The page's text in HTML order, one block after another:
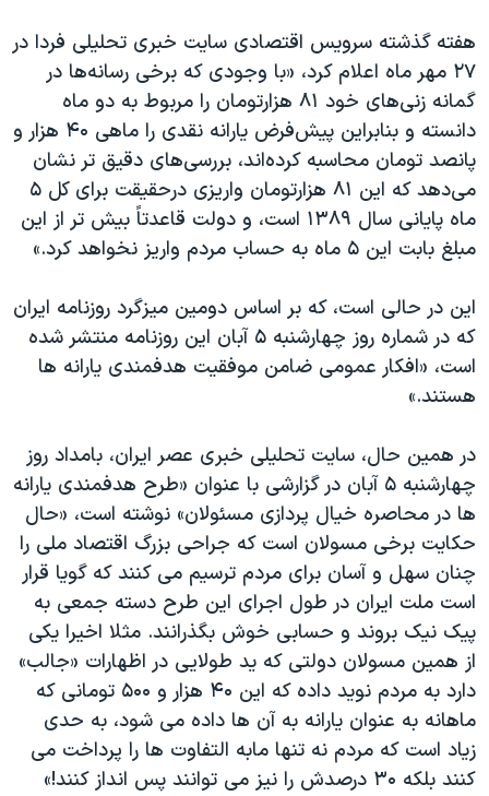
هفته گذشته سرویس اقتصادی سایت خبری تحلیلی فردا در
۲۷ مهر ماه اعلام کرد، «با وجودی که برخی رسانه‌ها در
گمانه ‌زنی‌های خود ۸۱ هزارتومان را مربوط به دو ماه
دانسته و بنابراین پیش‌فرض یارانه نقدی را ماهی ۴۰ هزار و
پانصد تومان محاسبه کرده‌اند، بررسی‌های دقیق ‌تر نشان
می‌دهد که این ۸۱ هزارتومان واریزی درحقیقت برای کل ۵
ماه پایانی سال ۱۳۸۹ است، و دولت قاعدتاً بیش تر از این
مبلغ بابت این ۵ ماه به حساب مردم واریز نخواهد کرد.»
این در حالی است، که بر اساس دومین میزگرد روزنامه ایران
که در شماره روز چهارشنبه ۵ آبان این روزنامه منتشر شده
است، «افکار عمومی ضامن موفقیت هدفمندی یارانه ها
هستند.»
در همین حال، سایت تحلیلی خبری عصر ایران، بامداد روز
چهارشنبه ۵ آبان در گزارشی با عنوان «طرح هدفمندی یارانه
ها در محاصره خیال پردازی مسئولان» نوشته است، «حال
حکایت برخی مسولان است که جراحی بزرگ اقتصاد ملی را
چنان سهل و آسان برای مردم ترسیم می کنند که گویا قرار
است ملت ایران در طول اجرای این طرح دسته جمعی به
پیک نیک بروند و حسابی خوش بگذرانند. مثلا اخیرا یکی
از همین مسولان دولتی که ید طولایی در اظهارات «جالب»
دارد به مردم نوید داده که این ۴۰ هزار و ۵۰۰ تومانی که
ماهانه به عنوان یارانه به آن ها داده می شود، به حدی
زیاد است که مردم نه تنها مابه التفاوت ها را پرداخت می
کنند بلکه ۳۰ درصدش را نیز می توانند پس انداز کنند!»